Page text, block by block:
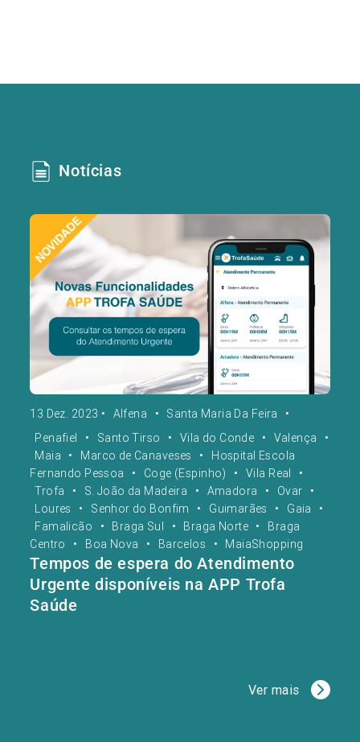
Notícias
13 Dez. 2023 • Alfena • Santa Maria Da Feira
•
Penafiel
• Santo Tirso • Vila do Conde • Valença
•
Maia
• Marco de Canaveses •
Hospital Escola
Fernando Pessoa
• Coge (Espinho) • Vila Real
•
Trofa
• S. João da Madeira • Amadora • Ovar
•
Loures
• Senhor do Bonfim • Guimarães • Gaia
•
Famalicão
• Braga Sul • Braga Norte •
Braga
Centro
• Boa Nova • Barcelos • MaiaShopping
Tempos de espera do Atendimento
Urgente disponíveis na APP Trofa
Saúde
Ver mais